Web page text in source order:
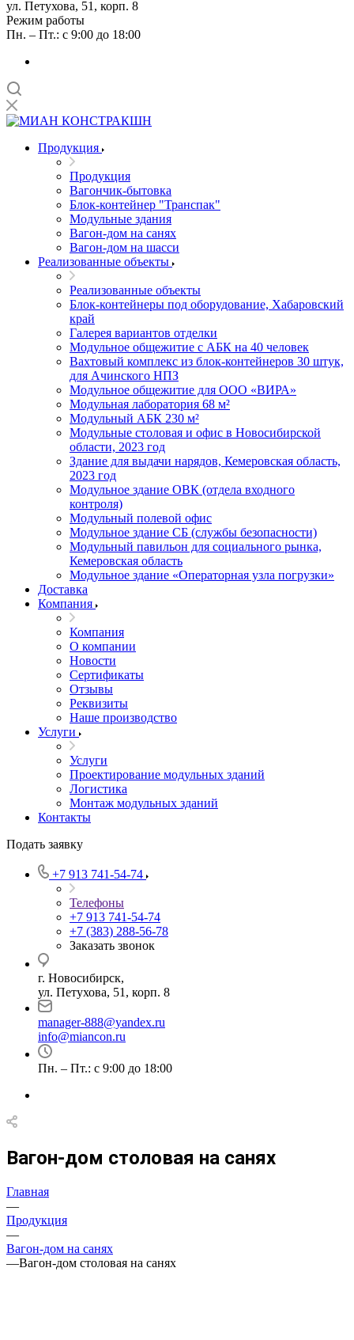
ул. Петухова, 51, корп. 8
Режим работы
Пн. – Пт.: с 9:00 до 18:00
Продукция
Продукция
Вагончик-бытовка
Блок-контейнер "Транспак"
Модульные здания
Вагон-дом на санях
Вагон-дом на шасси
Реализованные объекты
Реализованные объекты
Блок-контейнеры под оборудование, Хабаровский
край
Галерея вариантов отделки
Модульное общежитие с АБК на 40 человек
Вахтовый комплекс из блок-контейнеров 30 штук,
для Ачинского НПЗ
Модульное общежитие для ООО «ВИРА»
Модульная лаборатория 68 м²
Модульный АБК 230 м²
Модульные столовая и офис в Новосибирской
области, 2023 год
Здание для выдачи нарядов, Кемеровская область,
2023 год
Модульное здание ОВК (отдела входного
контроля)
Модульный полевой офис
Модульное здание СБ (службы безопасности)
Модульный павильон для социального рынка,
Кемеровская область
Модульное здание «Операторная узла погрузки»
Доставка
Компания
Компания
О компании
Новости
Сертификаты
Отзывы
Реквизиты
Наше производство
Услуги
Услуги
Проектирование модульных зданий
Логистика
Монтаж модульных зданий
Контакты
Подать заявку
+7 913 741-54-74
Телефоны
+7 913 741-54-74
+7 (383) 288-56-78
Заказать звонок
г. Новосибирск,
ул. Петухова, 51, корп. 8
manager-888@yandex.ru
info@miancon.ru
Пн. – Пт.: с 9:00 до 18:00
Вагон-дом столовая на санях
Главная
—
Продукция
—
Вагон-дом на санях
—Вагон-дом столовая на санях